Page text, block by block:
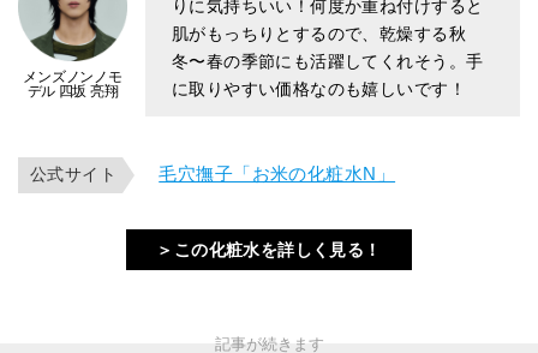
メンズノンノモ
デル 四坂 亮翔
りに気持ちいい！何度か重ね付けすると
肌がもっちりとするので、乾燥する秋
冬〜春の季節にも活躍してくれそう。手
に取りやすい価格なのも嬉しいです！
公式サイト 毛穴撫子「お米の化粧水N」
＞この化粧水を詳しく見る！